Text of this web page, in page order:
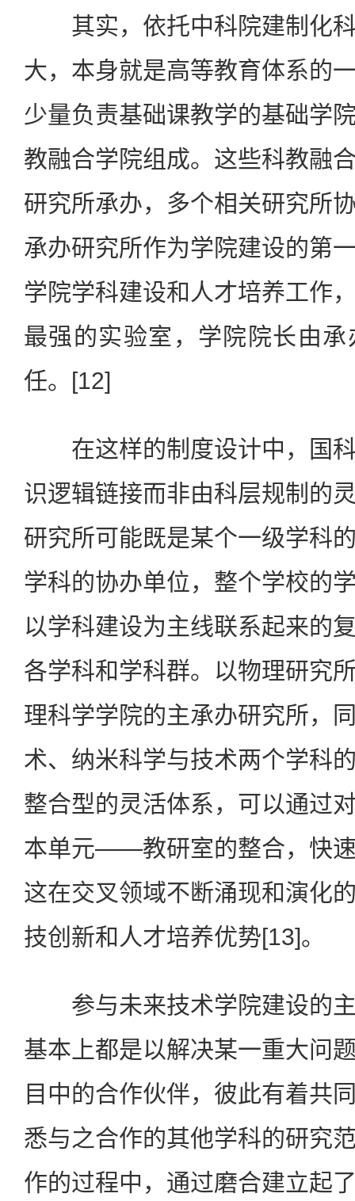
其实，依托中科院建制化科
大，本身就是高等教育体系的
少量负责基础课教学的基础学
教融合学院组成。这些科教融
研究所承办，多个相关研究所
承办研究所作为学院建设的第
学院学科建设和人才培养工作
最强的实验室，学院院长由
任。[12]
在这样的制度设计中，国科
识逻辑链接而非由科层规制的
研究所可能既是某个一级学科
学科的协办单位，整个学校的
以学科建设为主线联系起来的
各学科和学科群。以物理研究
理科学学院的主承办研究所，
术、纳米科学与技术两个学科
整合型的灵活体系，可以通过
本单元——教研室的整合，快
这在交叉领域不断涌现和演化
技创新和人才培养优势[13]。
参与未来技术学院建设的主
基本上都是以解决某一重大问
目中的合作伙伴，彼此有着共
悉与之合作的其他学科的研究
作的过程中，通过磨合建立起